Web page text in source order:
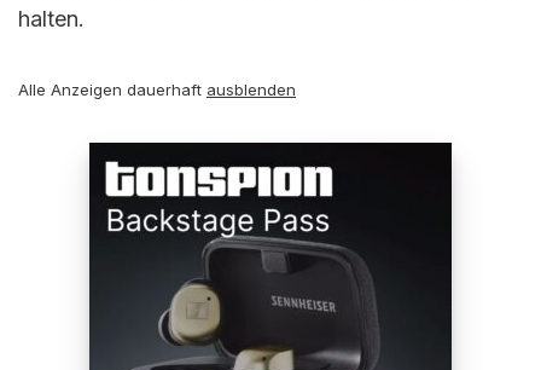
halten.
Alle Anzeigen dauerhaft ausblenden